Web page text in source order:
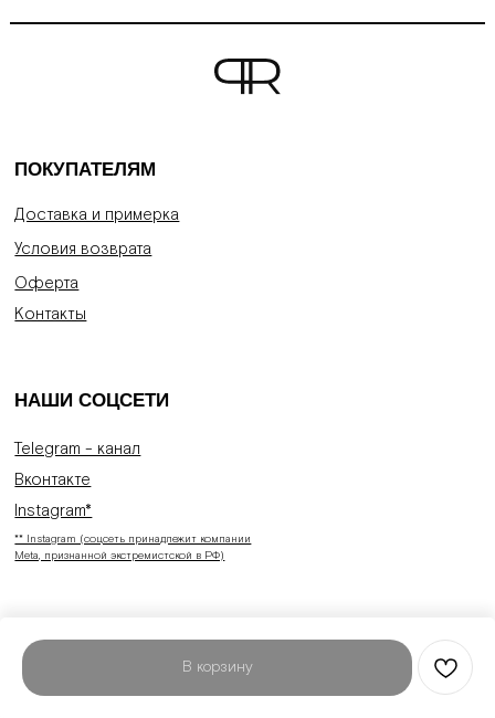
В корзину
ПОКУПАТЕЛЯМ
НАШИ СОЦСЕТИ
Telegram - канал
Вконтакте
Instagram*
** Instagram (соцсеть принадлежит компании
Meta, признанной экстремистской в РФ)
Доставка и примерка
Условия возврата
Оферта
Контакты